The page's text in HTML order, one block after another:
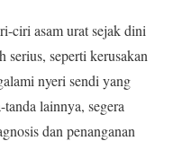
ciri asam urat sejak dini
seperti kerusakan
nyeri sendi yang
lainnya, segera
dan penanganan